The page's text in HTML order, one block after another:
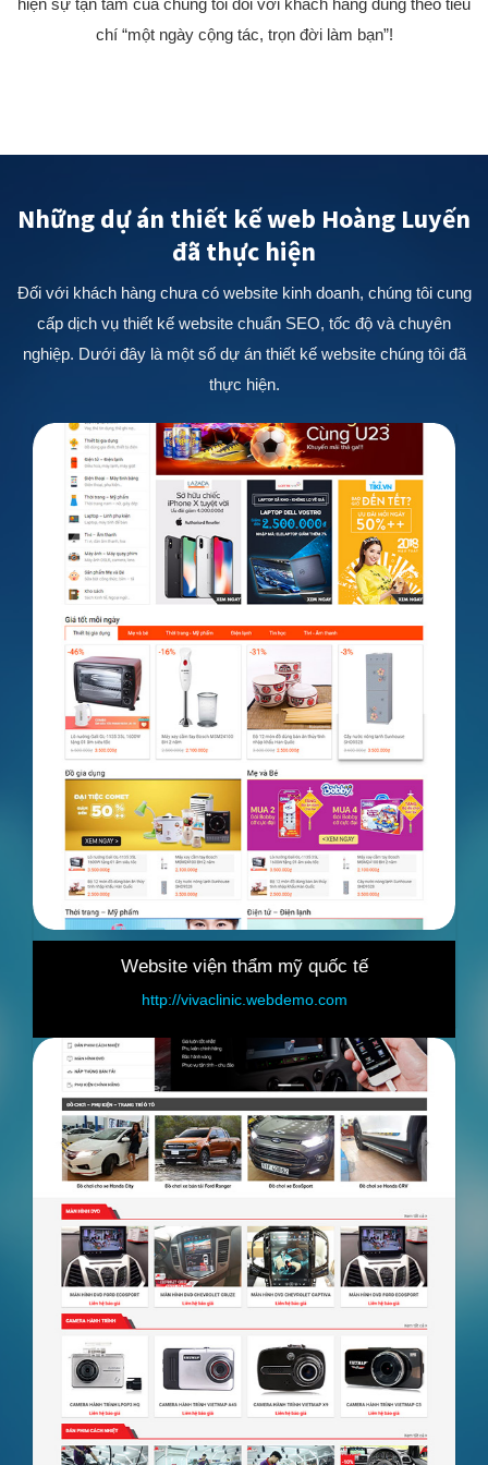
hiện sự tận tâm của chúng tôi đối với khách hàng đúng theo tiêu
chí “một ngày cộng tác, trọn đời làm bạn”!
Những dự án thiết kế web Hoàng Luyến
đã thực hiện
Đối với khách hàng chưa có website kinh doanh, chúng tôi cung
cấp dịch vụ thiết kế website chuẩn SEO, tốc độ và chuyên
nghiệp. Dưới đây là một số dự án thiết kế website chúng tôi đã
thực hiện.
Website bán hàng tổng
http://
mỹ quốc tế